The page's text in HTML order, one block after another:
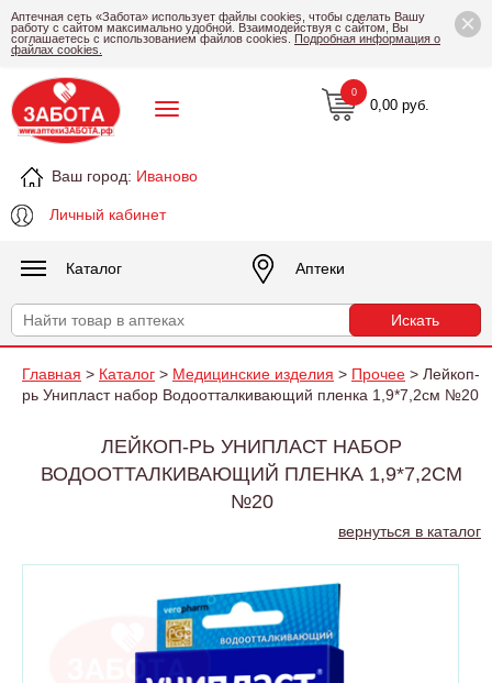
×
Аптечная сеть «Забота» использует файлы cookies, чтобы сделать Вашу
работу с сайтом максимально удобной. Взаимодействуя с сайтом, Вы
соглашаетесь с использованием файлов cookies. Подробная информация о
файлах cookies.
Ваш город: Иваново
Личный кабинет
0,00 руб.
0
Каталог Аптеки
Главная > Каталог > Медицинские изделия > Прочее > Лейкоп-
рь Унипласт набор Водоотталкивающий пленка 1,9*7,2см №20
ЛЕЙКОП-РЬ УНИПЛАСТ НАБОР
ВОДООТТАЛКИВАЮЩИЙ ПЛЕНКА 1,9*7,2СМ
№20
вернуться в каталог